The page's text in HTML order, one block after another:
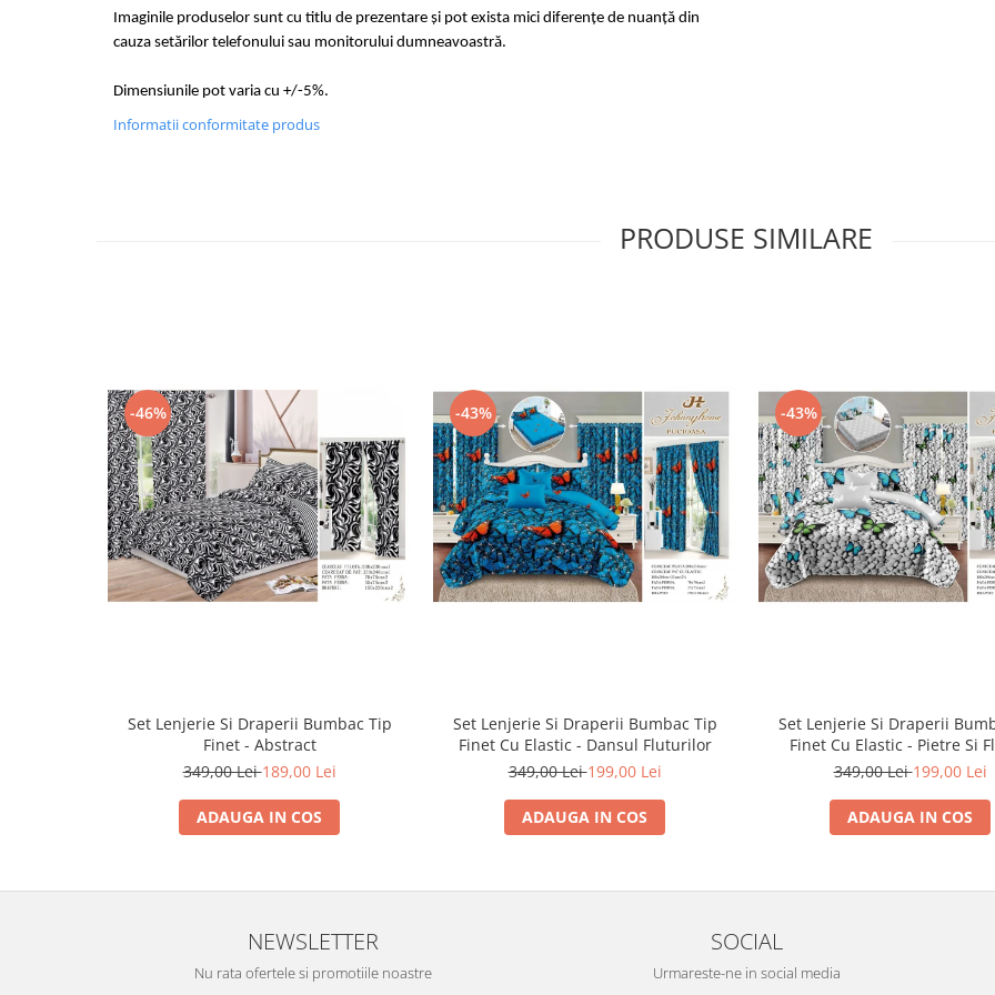
Imaginile produselor sunt cu titlu de prezentare și pot exista mici diferențe de nuanță din
cauza setărilor telefonului sau monitorului dumneavoastră.
Dimensiunile pot varia cu +/-5%.
Informatii conformitate produs
PRODUSE SIMILARE
-46%
Set Lenjerie Si Draperii Bumbac Tip
Finet - Abstract
349,00 Lei189,00 Lei
ADAUGA IN COS
-43%
Set Lenjerie Si Draperii Bumbac Tip
Finet Cu Elastic - Dansul Fluturilor
349,00 Lei199,00 Lei
ADAUGA IN COS
-43%
Set Lenjerie Si Draperii
Finet Cu Elastic - Pietre Si
349,00 Lei199,00 Lei
ADAUGA IN COS
NEWSLETTER
Nu rata ofertele si promotiile noastre
SOCIAL
Urmareste-ne in social media